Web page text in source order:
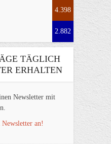
4.398
2.882
TÄGLICH
ERHALTEN
Newsletter mit
an!